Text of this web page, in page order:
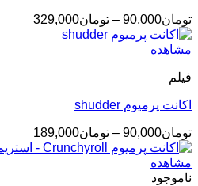
تومان90,000
– تومان329,000محدوده
مشاهده
فیلم
اکانت پرمیوم shudder
تومان90,000
– تومان189,000
قیمت:
مشاهده
ناموجود